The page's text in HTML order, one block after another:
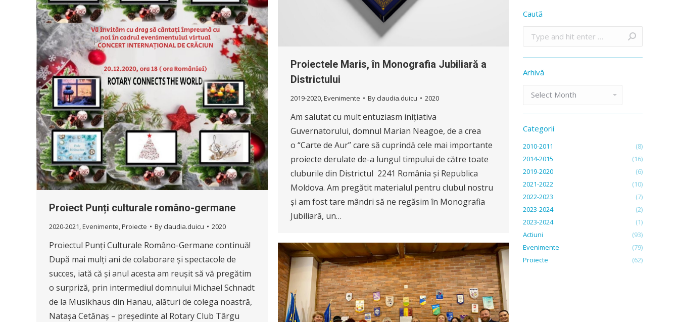
Proiect Punți culturale româno-germane
2020-2021,Evenimente,Proiecte By claudia.duicu 2020
Proiectul Punți Culturale Româno-Germane continuă!
După mai mulți ani de colaborare și spectacole de
succes, iată că și anul acesta am reușit să vă pregătim
o surpriză, prin intermediul domnului Michael Schnadt
de la Musikhaus din Hanau, alături de colega noastră,
Natașa Cetănaș – președinte al Rotary Club Târgu
Proiectele Maris, în Monografia Jubiliară a
Districtului
2019-2020,Evenimente By claudia.duicu 2020
Am salutat cu mult entuziasm inițiativa
Guvernatorului, domnul Marian Neagoe, de a crea
o “Carte de Aur” care să cuprindă cele mai importante
proiecte derulate de-a lungul timpului de către toate
cluburile din Districtul 2241 România și Republica
Moldova. Am pregătit materialul pentru clubul nostru
și am fost tare mândri să ne regăsim în Monografia
Jubiliară, un…
Caută
Arhivă
Categorii
2010-2011
(8)
2014-2015
(16)
2019-2020
(6)
2021-2022
(10)
2022-2023
(7)
2023-2024
(2)
2023-2024
(1)
Actiuni
(93)
Evenimente
(79)
Proiecte
(62)